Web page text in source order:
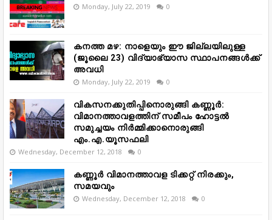
Monday, July 22, 2019 0
കനത്ത മഴ: നാളെയും ഈ ജില്ലയിലുള്ള
(ജൂലൈ 23) വിദ്യാഭ്യാസ സ്ഥാപനങ്ങൾക്ക്
അവധി
Monday, July 22, 2019 0
വികസനക്കുതിപ്പിനൊരുങ്ങി കണ്ണൂർ:
വിമാനത്താവളത്തിന് സമീപം ഹോട്ടൽ
സമുച്ചയം നിർമ്മിക്കാനൊരുങ്ങി
എം.എ.യൂസഫലി
Wednesday, December 12, 2018 0
കണ്ണൂർ വിമാനത്താവള ടിക്കറ്റ് നിരക്കും,
സമയവും
Wednesday, December 12, 2018 0